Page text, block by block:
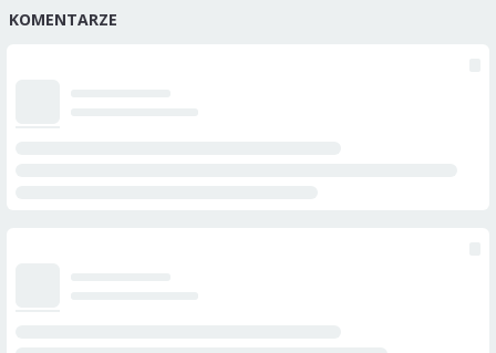
KOMENTARZE